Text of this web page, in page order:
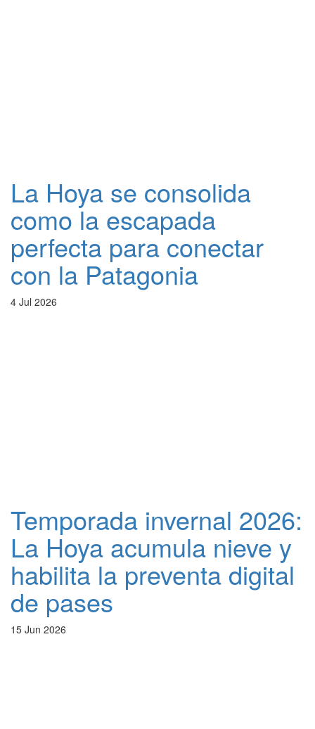
La Hoya se consolida
como la escapada
perfecta para conectar
con la Patagonia
4 Jul 2026
Temporada invernal 2026:
La Hoya acumula nieve y
habilita la preventa digital
de pases
15 Jun 2026